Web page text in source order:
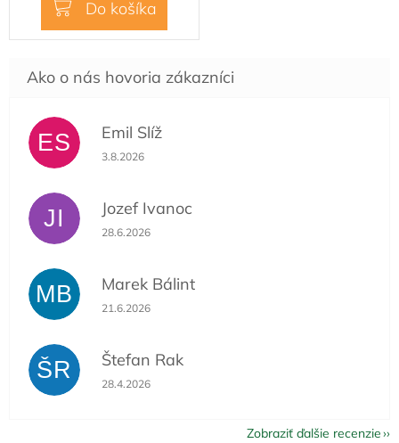
Do košíka
ES Emil Slíž
Hodnotenie obchodu je 5 z 5 hviezdičiek.
3.8.2026
JI Jozef Ivanoc
Hodnotenie obchodu je 5 z 5 hviezdičiek.
28.6.2026
MB Marek Bálint
Hodnotenie obchodu je 5 z 5 hviezdičiek.
21.6.2026
ŠR Štefan Rak
Hodnotenie obchodu je 5 z 5 hviezdičiek.
28.4.2026
Zobraziť ďalšie recenzie